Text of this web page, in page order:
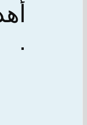
.